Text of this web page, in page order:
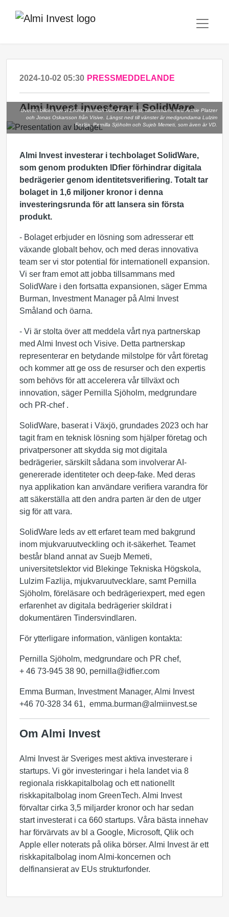
2024-10-02 05:30 PRESSMEDDELANDE
Almi Invest investerar i SolidWare
Överst i bilden ser vi Emma Burman från Almi Invest, tillsammans med Annie Platzer
och Jonas Oskarsson från Visive. Längst ned till vänster är medgrundarna Lulzim
Fazlija, Pernilla Sjöholm och Sujeb Memeti, som även är VD.
Almi Invest investerar i techbolaget SolidWare,
som genom produkten IDfier förhindrar digitala
bedrägerier genom identitetsverifiering. Totalt tar
bolaget in 1,6 miljoner kronor i denna
investeringsrunda för att lansera sin första
produkt.
- Bolaget erbjuder en lösning som adresserar ett
växande globalt behov, och med deras innovativa
team ser vi stor potential för internationell expansion.
Vi ser fram emot att jobba tillsammans med
SolidWare i den fortsatta expansionen, säger Emma
Burman, Investment Manager på Almi Invest
Småland och öarna.
- Vi är stolta över att meddela vårt nya partnerskap
med Almi Invest och Visive. Detta partnerskap
representerar en betydande milstolpe för vårt företag
och kommer att ge oss de resurser och den expertis
som behövs för att accelerera vår tillväxt och
innovation, säger Pernilla Sjöholm, medgrundare
och PR-chef .
SolidWare, baserat i Växjö, grundades 2023 och har
tagit fram en teknisk lösning som hjälper företag och
privatpersoner att skydda sig mot digitala
bedrägerier, särskilt sådana som involverar AI-
genererade identiteter och deep-fake. Med deras
nya applikation kan användare verifiera varandra för
att säkerställa att den andra parten är den de utger
sig för att vara.
SolidWare leds av ett erfaret team med bakgrund
inom mjukvaruutveckling och it-säkerhet. Teamet
består bland annat av Suejb Memeti,
universitetslektor vid Blekinge Tekniska Högskola,
Lulzim Fazlija, mjukvaruutvecklare, samt Pernilla
Sjöholm, föreläsare och bedrägeriexpert, med egen
erfarenhet av digitala bedrägerier skildrat i
dokumentären Tindersvindlaren.
För ytterligare information, vänligen kontakta:
Pernilla Sjöholm, medgrundare och PR chef,
+ 46 73-945 38 90, pernilla@idfier.com
Emma Burman, Investment Manager, Almi Invest
+46 70-328 34 61, emma.burman@almiinvest.se
Om Almi Invest
Almi Invest är Sveriges mest aktiva investerare i
startups. Vi gör investeringar i hela landet via 8
regionala riskkapitalbolag och ett nationellt
riskkapitalbolag inom GreenTech. Almi Invest
förvaltar cirka 3,5 miljarder kronor och har sedan
start investerat i ca 660 startups. Våra bästa innehav
har förvärvats av bl a Google, Microsoft, Qlik och
Apple eller noterats på olika börser. Almi Invest är ett
riskkapitalbolag inom Almi-koncernen och
delfinansierat av EUs strukturfonder.